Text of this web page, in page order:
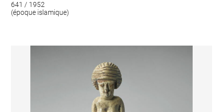
641 / 1952
(époque islamique)